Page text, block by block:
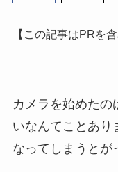
【この記事はPRを含
カメラを始めたの
いなんてことあり
なってしまうとが